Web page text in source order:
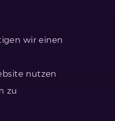
wir einen
nutzen
zu